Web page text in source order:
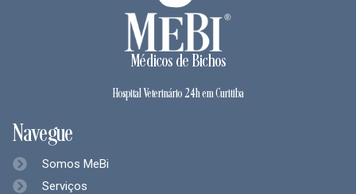
Médicos de Bichos
Hospital Veterinário 24h em Curitiba
Navegue
Somos MeBi
Serviços